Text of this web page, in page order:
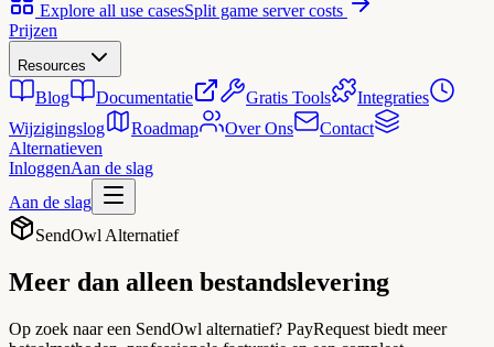
Explore all use casesSplit game server costs
Prijzen
Resources
Blog Documentatie Gratis Tools
Integraties
Wijzigingslog
Roadmap Over Ons
Contact
Alternatieven
InloggenAan de slag
Aan de slag
SendOwl Alternatief
Meer dan alleen bestandslevering
Op zoek naar een SendOwl alternatief? PayRequest biedt meer